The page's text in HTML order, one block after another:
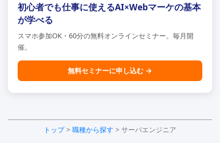
初心者でも仕事に使えるAI×Webマーケの基本
が学べる
スマホ参加OK・60分の無料オンラインセミナー。毎月開
催。
無料セミナーに申し込む →
トップ> 職種から探す > サーバエンジニア